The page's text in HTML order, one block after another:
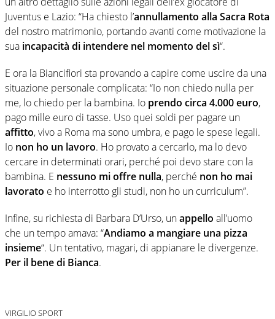
Juventus e Lazio: “Ha chiesto l’annullamento alla Sacra Rota
del nostro matrimonio, portando avanti come motivazione la
sua incapacità di intendere nel momento del sì“.
E ora la Biancifiori sta provando a capire come uscire da una
situazione personale complicata: “Io non chiedo nulla per
me, lo chiedo per la bambina. Io prendo circa 4.000 euro,
pago mille euro di tasse. Uso quei soldi per pagare un
affitto, vivo a Roma ma sono umbra, e pago le spese legali.
Io non ho un lavoro. Ho provato a cercarlo, ma lo devo
cercare in determinati orari, perché poi devo stare con la
bambina. E nessuno mi offre nulla, perché non ho mai
lavorato e ho interrotto gli studi, non ho un curriculum”.
Infine, su richiesta di Barbara D’Urso, unappello all’uomo
che un tempo amava: “Andiamo a mangiare una pizza
insieme“. Un tentativo, magari, di appianare le divergenze.
Per il bene di Bianca.
VIRGILIO SPORT